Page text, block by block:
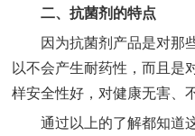
二、抗菌剂的特点
因为抗菌剂产品是对那
以不会产生耐药性，而且是
样安全性好，对健康无害、
通过以上的了解都知道